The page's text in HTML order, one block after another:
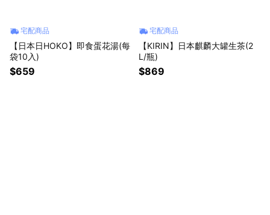
宅配商品
【日本日HOKO】即食蛋花湯(每
袋10入)
$659
宅配商品
【KIRIN】日本麒麟大罐生茶(2
L/瓶)
$869